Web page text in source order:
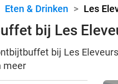
Eten & Drinken > Les
bij Les
bij Les
meer